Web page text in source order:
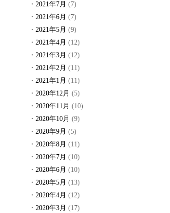
2021年7月 (7)
2021年6月 (7)
2021年5月 (9)
2021年4月 (12)
2021年3月 (12)
2021年2月 (11)
2021年1月 (11)
2020年12月 (5)
2020年11月 (10)
2020年10月 (9)
2020年9月 (5)
2020年8月 (11)
2020年7月 (10)
2020年6月 (10)
2020年5月 (13)
2020年4月 (12)
2020年3月 (17)